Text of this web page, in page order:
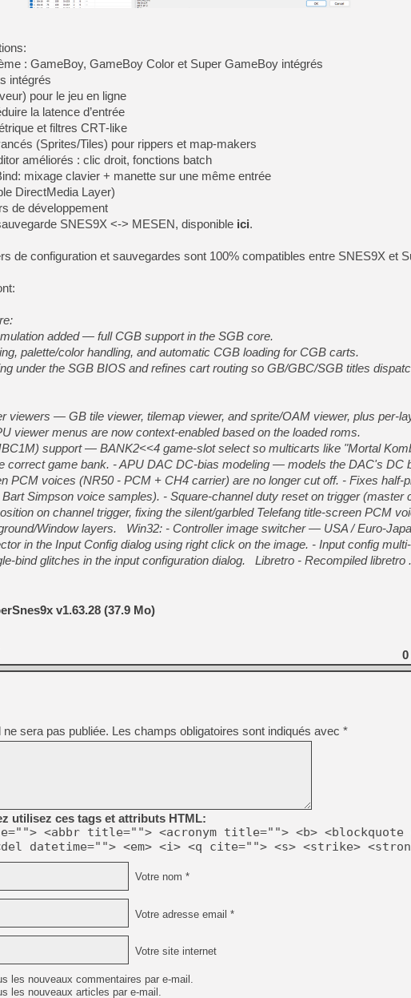
[GK] Endless Legend 2 :
[LS] [PS5] Le WebKit
[GK] Oubliez Crazy Taxi,
[LS] [Switch] NSZ 5.0.0
[GK] Bethesda fête les 30
: GameBoy, GameBoy Color et Super GameBoy intégrés
intégrés
pour le jeu en ligne
la latence d’entrée
et filtres CRT‑like
(Sprites/Tiles) pour rippers et map‑makers
améliorés : clic droit, fonctions batch
mixage clavier + manette sur une même entrée
DirectMedia Layer)
de développement
SNES9X <-> MESEN, disponible ici.
de configuration et sauvegardes sont 100% compatibles entre SNES9X et
added — full CGB support in the SGB core.
palette/color handling, and automatic CGB loading for CGB carts.
under the SGB BIOS and refines cart routing so GB/GBC/SGB titles
viewers — GB tile viewer, tilemap viewer, and sprite/OAM viewer, plus per-
viewer menus are now context-enabled based on the loaded roms.
support — BANK2<<4 game-slot select so multicarts like "Mortal
correct game bank. - APU DAC DC-bias modeling — models the DAC's DC
PCM voices (NR50 - PCM + CH4 carrier) are no longer cut off. - Fixes half-
Simpson voice samples). - Square-channel duty reset on trigger
on channel trigger, fixing the silent/garbled Telefang title-screen PCM
Window layers. Win32: - Controller image switcher — USA / Euro-
in the Input Config dialog using right click on the image. - Input config
bind glitches in the input configuration dialog. Libretro - Recompiled libretro
v1.63.28 (37.9 Mo)
0
sera pas publiée. Les champs obligatoires sont indiqués avec *
utilisez ces tags et attributs HTML:
<abbr title=""> <acronym title=""> <b> <blockquote
datetime=""> <em> <i> <q cite=""> <s> <strike>
Votre nom *
Votre adresse email *
Votre site internet
les nouveaux commentaires par e-mail.
les nouveaux articles par e-mail.